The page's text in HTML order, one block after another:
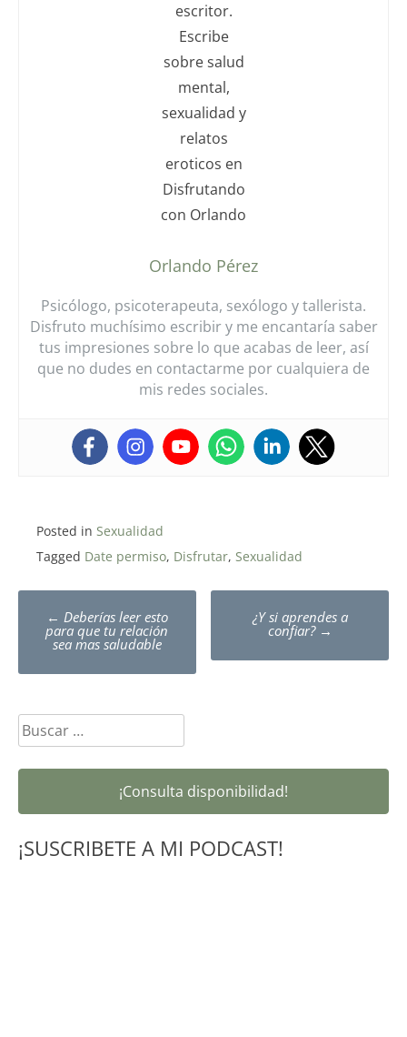
Orlando Pérez
Psicólogo, psicoterapeuta, sexólogo y tallerista.
Disfruto muchísimo escribir y me encantaría saber
tus impresiones sobre lo que acabas de leer, así
que no dudes en contactarme por cualquiera de
mis redes sociales.
Posted in Sexualidad
Tagged Date permiso, Disfrutar, Sexualidad
Post
navigation
← Deberías leer esto
para que tu relación
sea mas saludable
¿Y si aprendes a
confiar? →
Buscar:
¡Consulta disponibilidad!
¡SUSCRIBETE A MI PODCAST!